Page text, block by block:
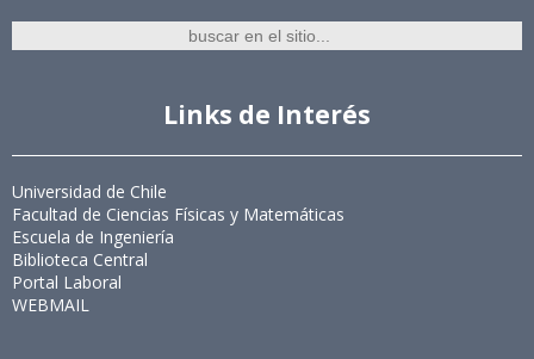
Links de Interés
Universidad de Chile
Facultad de Ciencias Físicas y Matemáticas
Escuela de Ingeniería
Biblioteca Central
Portal Laboral
WEBMAIL